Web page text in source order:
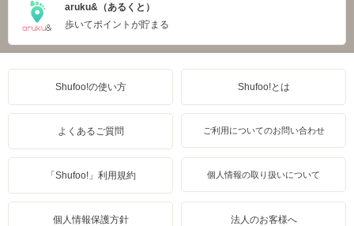
aruku&（あるくと）
歩いてポイントが貯まる
Shufoo!の使い方 Shufoo!とは
よくあるご質問 ご利用についてのお問い合わせ
「Shufoo!」利用規約 個人情報の取り扱いについて
個人情報保護方針 法人のお客様へ